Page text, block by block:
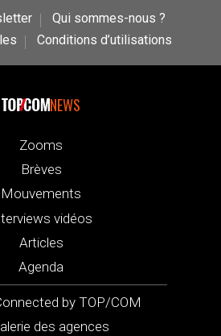
Qui sommes-nous ?
Conditions d’utilisations
NEWS
Zooms
Brèves
Mouvements
vidéos
Articles
Agenda
by TOP/COM
des agences